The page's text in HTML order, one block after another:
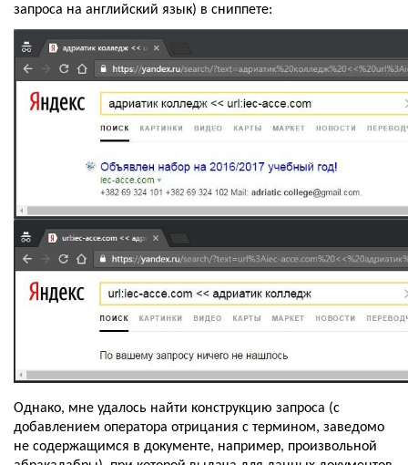
запроса на английский язык) в сниппете:
Однако, мне удалось найти конструкцию запроса (с
добавлением оператора отрицания с термином, заведомо
не содержащимся в документе, например, произвольной